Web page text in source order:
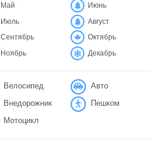
Май Июнь
Июль Август
Сентябрь Октябрь
Ноябрь Декабрь
Велосипед
Авто
Внедорожник
Пешком
Мотоцикл